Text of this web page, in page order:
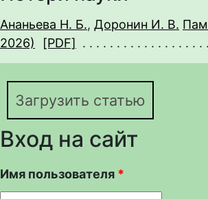
Ананьева Н. Б., Доронин И. В.
2026)
[PDF]
Загрузить статью
Вход на сайт
Имя пользователя *